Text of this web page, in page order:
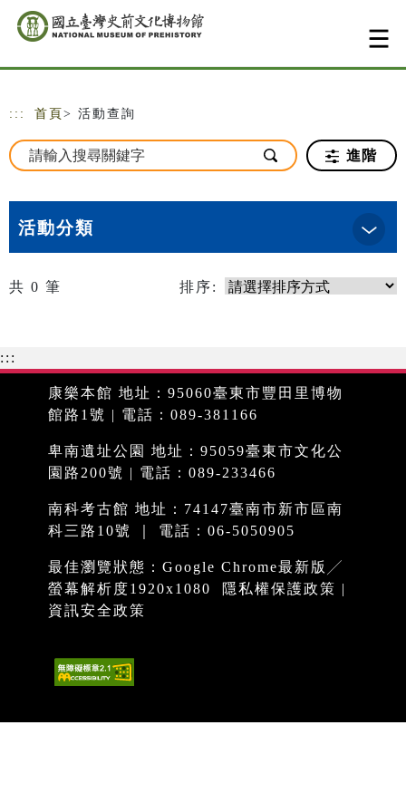
跳到主要內容
網站導覽
::: 首頁 > 活動查詢
進階
活動分類
共 0 筆 排序:
:::
康樂本館 地址：95060臺東市豐田里博物
館路1號 | 電話：089-381166
卑南遺址公園 地址：95059臺東市文化公
園路200號 | 電話：089-233466
南科考古館 地址：74147臺南市新市區南
科三路10號 ｜ 電話：06-5050905
最佳瀏覽狀態：Google Chrome最新版╱
螢幕解析度1920x1080
隱私權保護政策 |
資訊安全政策